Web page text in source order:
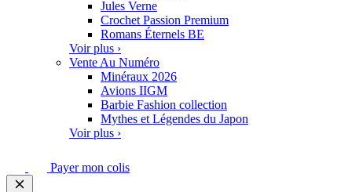
Jules Verne
Crochet Passion Premium
Romans Éternels BE
Voir plus ›
Vente Au Numéro
Minéraux 2026
Avions IIGM
Barbie Fashion collection
Mythes et Légendes du Japon
Voir plus ›
Payer mon colis